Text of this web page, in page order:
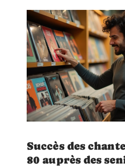
Succès des
80 auprès des